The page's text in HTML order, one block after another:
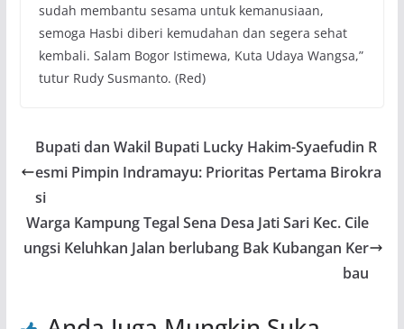
sudah membantu sesama untuk kemanusiaan,
semoga Hasbi diberi kemudahan dan segera sehat
kembali. Salam Bogor Istimewa, Kuta Udaya Wangsa,”
tutur Rudy Susmanto. (Red)
Bupati dan Wakil Bupati Lucky Hakim-Syaefudin R
esmi Pimpin Indramayu: Prioritas Pertama Birokra
si
Warga Kampung Tegal Sena Desa Jati Sari Kec. Cile
ungsi Keluhkan Jalan berlubang Bak Kubangan Ker
bau